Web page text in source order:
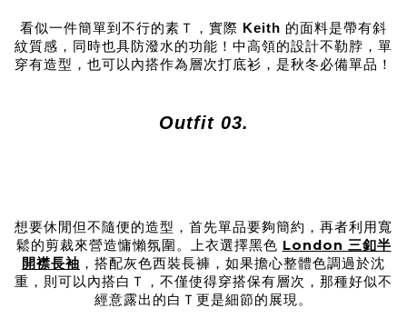
看似一件簡單到不行的素Ｔ，實際 Keith 的面料是帶有斜
紋質感，同時也具防潑水的功能！中高領的設計不勒脖，單
穿有造型，也可以內搭作為層次打底衫，是秋冬必備單品！
Outfit 03.
想要休閒但不隨便的造型，首先單品要夠簡約，再者利用寬
鬆的剪裁來營造慵懶氛圍。上衣選擇黑色 London 三釦半
開襟長袖 ，搭配灰色西裝長褲，如果擔心整體色調過於沈
重，則可以內搭白Ｔ，不僅使得穿搭保有層次，那種好似不
經意露出的白Ｔ更是細節的展現。